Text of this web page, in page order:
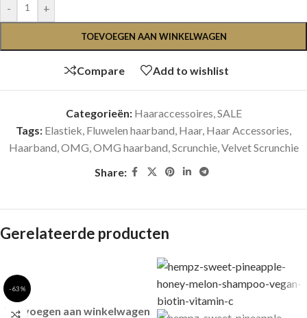
- +
TOEVOEGEN AAN WINKELWAGEN
Compare Add to wishlist
Categorieën: Haaraccessoires,SALE
Tags: Elastiek, Fluwelen haarband, Haar, Haar Accessories,
Haarband,OMG,OMG haarband,Scrunchie,Velvet Scrunchie
Share:
Gerelateerde producten
-63%
Toevoegen aan winkelwagen